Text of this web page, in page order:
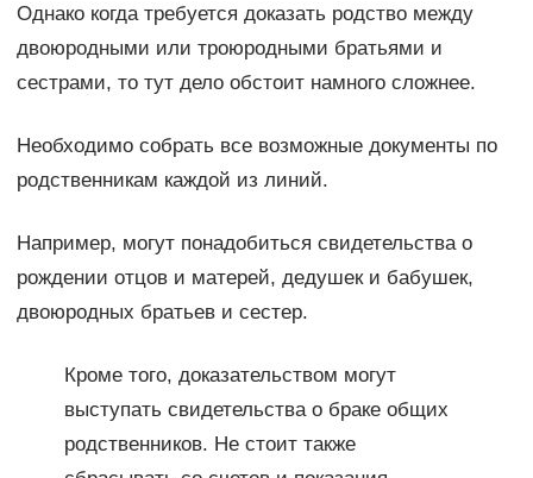
Однако когда требуется доказать родство между
двоюродными или троюродными братьями и
сестрами, то тут дело обстоит намного сложнее.
Необходимо собрать все возможные документы по
родственникам каждой из линий.
Например, могут понадобиться свидетельства о
рождении отцов и матерей, дедушек и бабушек,
двоюродных братьев и сестер.
Кроме того, доказательством могут
выступать свидетельства о браке общих
родственников. Не стоит также